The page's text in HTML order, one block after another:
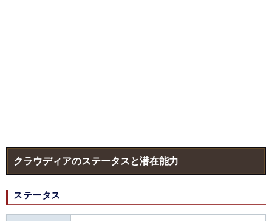
クラウディアのステータスと潜在能力
ステータス